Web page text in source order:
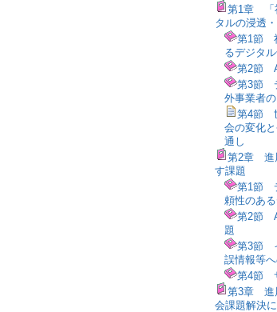
第1章 「
タルの浸透
第1節
るデジタ
第2節
第3節
外事業者
第4節
会の変化
通し
第2章 進
す課題
第1節
頼性のあ
第2節
題
第3節
誤情報等
第4節
第3章 進
会課題解決